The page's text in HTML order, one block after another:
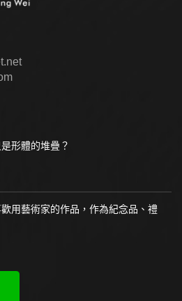
形體的堆疊？
用藝術家的作品，作為紀念品、禮